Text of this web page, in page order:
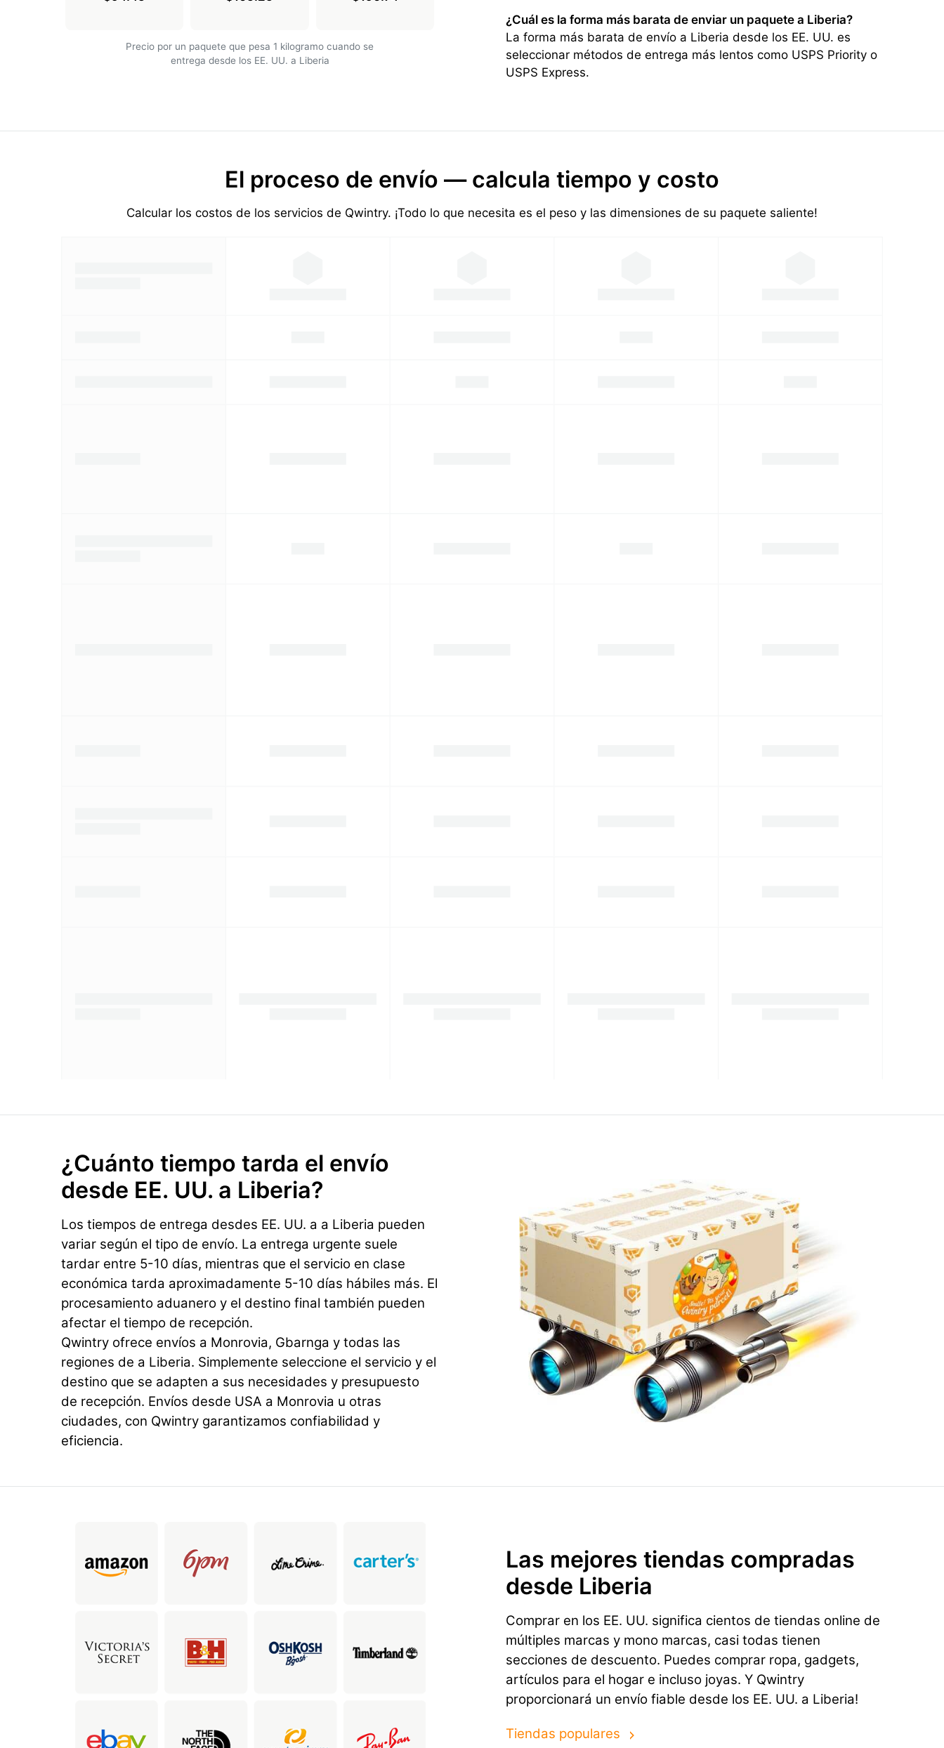
¿Cuál es la forma más barata de enviar un paquete a Liberia?
La forma más barata de envío a Liberia desde los EE. UU. es
seleccionar métodos de entrega más lentos como USPS Priority o
USPS Express.
Precio por un paquete que pesa 1 kilogramo cuando se
entrega desde los EE. UU. a Liberia
El proceso de envío — calcula tiempo y costo
Calcular los costos de los servicios de Qwintry. ¡Todo lo que necesita es el peso y las dimensiones de su paquete saliente!
¿Cuánto tiempo tarda el envío
desde EE. UU. a Liberia?
Los tiempos de entrega desdes EE. UU. a a Liberia pueden
variar según el tipo de envío. La entrega urgente suele
tardar entre 5-10 días, mientras que el servicio en clase
económica tarda aproximadamente 5-10 días hábiles más. El
procesamiento aduanero y el destino final también pueden
afectar el tiempo de recepción.
Qwintry ofrece envíos a Monrovia, Gbarnga y todas las
regiones de a Liberia. Simplemente seleccione el servicio y el
destino que se adapten a sus necesidades y presupuesto
de recepción. Envíos desde USA a Monrovia u otras
ciudades, con Qwintry garantizamos confiabilidad y
eficiencia.
Las mejores tiendas compradas
desde Liberia
Comprar en los EE. UU. significa cientos de tiendas online de
múltiples marcas y mono marcas, casi todas tienen
secciones de descuento. Puedes comprar ropa, gadgets,
artículos para el hogar e incluso joyas. Y Qwintry
proporcionará un envío fiable desde los EE. UU. a Liberia!
Tiendas populares